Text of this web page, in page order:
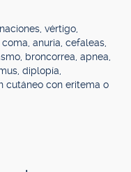
vértigo,
anuria, cefaleas,
broncorrea, apnea,
diplopía,
cutáneo con eritema o